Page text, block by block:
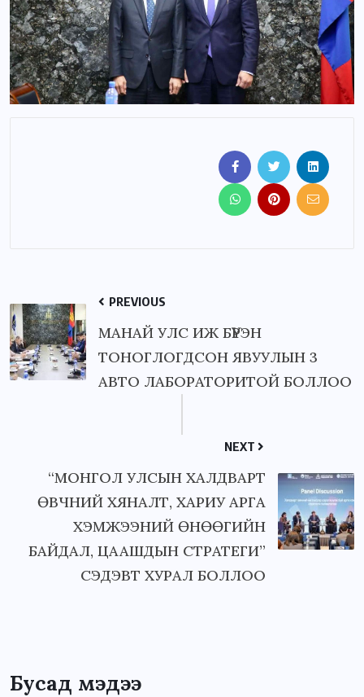
PREVIOUS
МАНАЙ УЛС ИЖ БҮРЭН
ТОНОГЛОГДСОН ЯВУУЛЫН 3
АВТО ЛАБОРАТОРИТОЙ БОЛЛОО
NEXT
“МОНГОЛ УЛСЫН ХАЛДВАРТ
ӨВЧНИЙ ХЯНАЛТ, ХАРИУ АРГА
ХЭМЖЭЭНИЙ ӨНӨӨГИЙН
БАЙДАЛ, ЦААШДЫН СТРАТЕГИ”
СЭДЭВТ ХУРАЛ БОЛЛОО
Бусад мэдээ